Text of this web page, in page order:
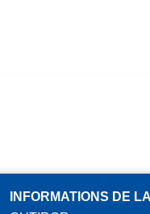
INFORMATIONS DE